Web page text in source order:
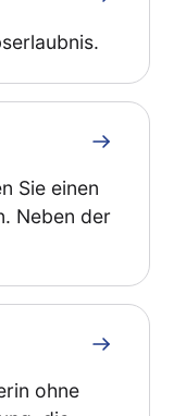
Sie einen
Neben der
ohne